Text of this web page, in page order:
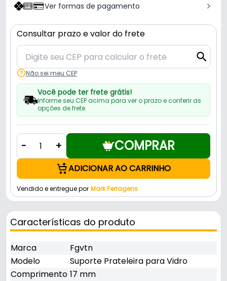
Ver formas de pagamento
Consultar prazo e valor do frete
Não sei meu CEP
Você pode ter frete grátis!
Informe seu CEP acima para ver o prazo e conferir as
opções de frete.
- + COMPRAR
ADICIONAR AO CARRINHO
Vendido e entregue por Mark Ferragens
Características do produto
Marca
Fgvtn
Modelo
Suporte Prateleira para Vidro
Comprimento 17 mm